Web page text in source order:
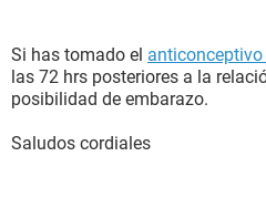
Si has tomado el anticonceptivo
las 72 hrs posteriores a la
posibilidad de embarazo.
Saludos cordiales